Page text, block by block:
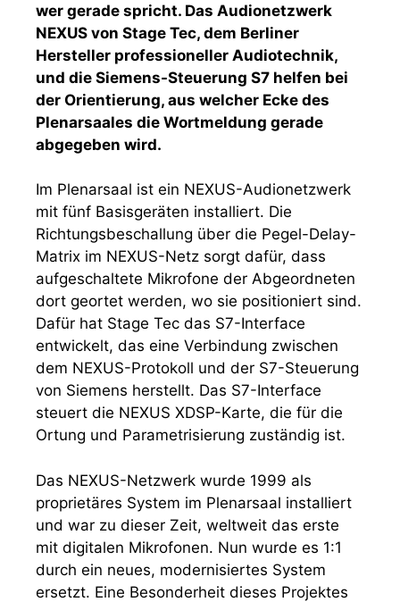
wer gerade spricht. Das Audionetzwerk
NEXUS von Stage Tec, dem Berliner
Hersteller professioneller Audiotechnik,
und die Siemens-Steuerung S7 helfen bei
der Orientierung, aus welcher Ecke des
Plenarsaales die Wortmeldung gerade
abgegeben wird.
Im Plenarsaal ist ein NEXUS-Audionetzwerk
mit fünf Basisgeräten installiert. Die
Richtungsbeschallung über die Pegel-Delay-
Matrix im NEXUS-Netz sorgt dafür, dass
aufgeschaltete Mikrofone der Abgeordneten
dort geortet werden, wo sie positioniert sind.
Dafür hat Stage Tec das S7-Interface
entwickelt, das eine Verbindung zwischen
dem NEXUS-Protokoll und der S7-Steuerung
von Siemens herstellt. Das S7-Interface
steuert die NEXUS XDSP-Karte, die für die
Ortung und Parametrisierung zuständig ist.
Das NEXUS-Netzwerk wurde 1999 als
proprietäres System im Plenarsaal installiert
und war zu dieser Zeit, weltweit das erste
mit digitalen Mikrofonen. Nun wurde es 1:1
durch ein neues, modernisiertes System
ersetzt. Eine Besonderheit dieses Projektes